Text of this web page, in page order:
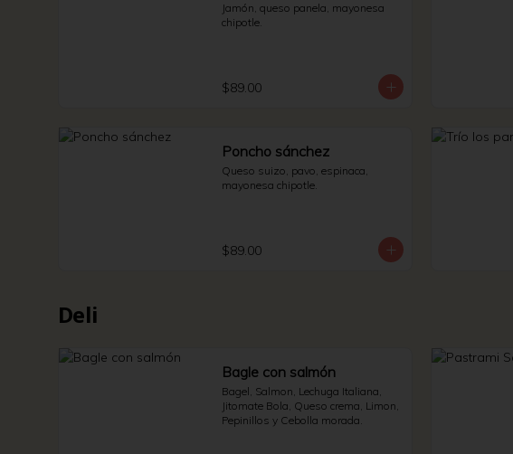
Jamón, queso panela, mayonesa
chipotle.
$89.00
Poncho sánchez
Queso suizo, pavo, espinaca,
mayonesa chipotle.
$89.00
Deli
Bagle con salmón
Bagel, Salmon, Lechuga Italiana,
Jitomate Bola, Queso crema, Limon,
Pepinillos y Cebolla morada.